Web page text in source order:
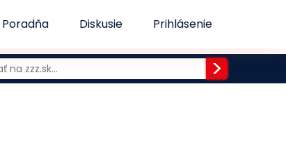
Poradňa Diskusie Prihlásenie